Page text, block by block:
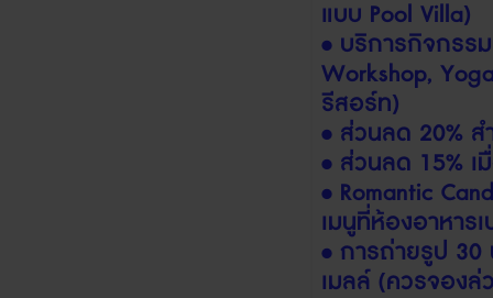
แบบ Pool Villa)
• บริการกิจกรรม
Workshop,
รีสอร์ท)
• ส่วนลด 20% ส
• ส่วนลด 15% เ
• Romantic
เมนูที่ห้องอาหาร
• การถ่ายรูป 30
เมลล์ (ควรจองล่